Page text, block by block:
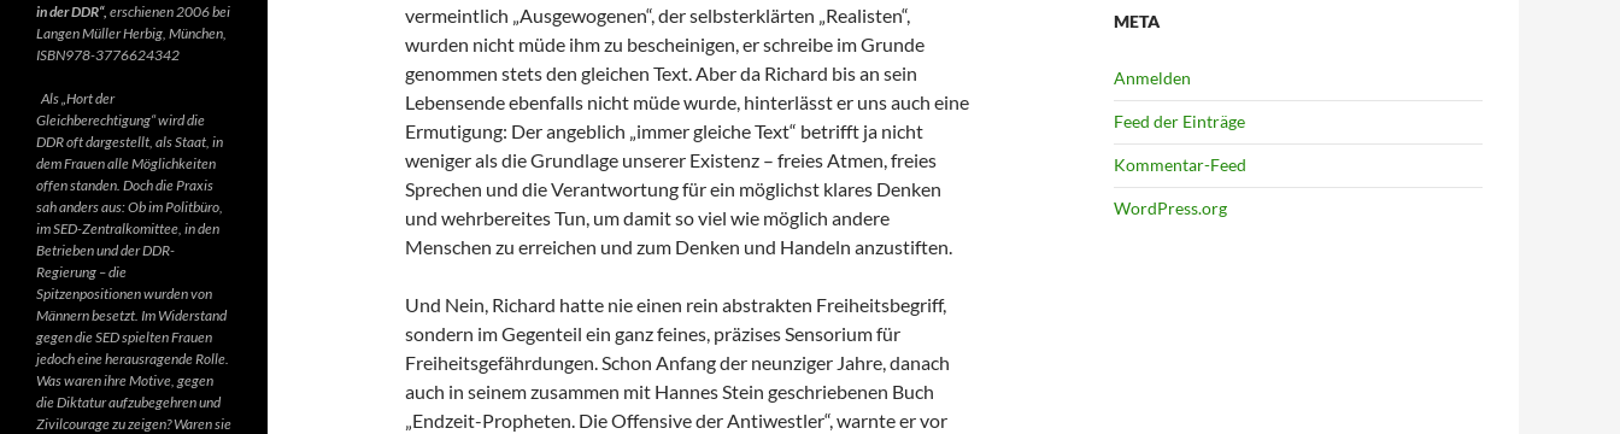
vermeintlich „Ausgewogenen“, der selbsterklärten „Realisten“,
wurden nicht müde ihm zu bescheinigen, er schreibe im Grunde
genommen stets den gleichen Text. Aber da Richard bis an sein
Lebensende ebenfalls nicht müde wurde, hinterlässt er uns auch eine
Ermutigung: Der angeblich „immer gleiche Text“ betrifft ja nicht
weniger als die Grundlage unserer Existenz – freies Atmen, freies
Sprechen und die Verantwortung für ein möglichst klares Denken
und wehrbereites Tun, um damit so viel wie möglich andere
Menschen zu erreichen und zum Denken und Handeln anzustiften.
Und Nein, Richard hatte nie einen rein abstrakten Freiheitsbegriff,
sondern im Gegenteil ein ganz feines, präzises Sensorium für
Freiheitsgefährdungen. Schon Anfang der neunziger Jahre, danach
auch in seinem zusammen mit Hannes Stein geschriebenen Buch
„Endzeit-Propheten. Die Offensive der Antiwestler“, warnte er vor
META
Anmelden
Feed der Einträge
Kommentar-Feed
WordPress.org
in der DDR“, erschienen 2006 bei
Langen Müller Herbig, München,
ISBN978-3776624342
Als „Hort der
Gleichberechtigung“ wird die
DDR oft dargestellt, als Staat, in
dem Frauen alle Möglichkeiten
offen standen. Doch die Praxis
sah anders aus: Ob im Politbüro,
im SED-Zentralkomittee, in den
Betrieben und der DDR-
Regierung – die
Spitzenpositionen wurden von
Männern besetzt. Im Widerstand
gegen die SED spielten Frauen
jedoch eine herausragende Rolle.
Was waren ihre Motive, gegen
die Diktatur aufzubegehren und
Zivilcourage zu zeigen? Waren sie